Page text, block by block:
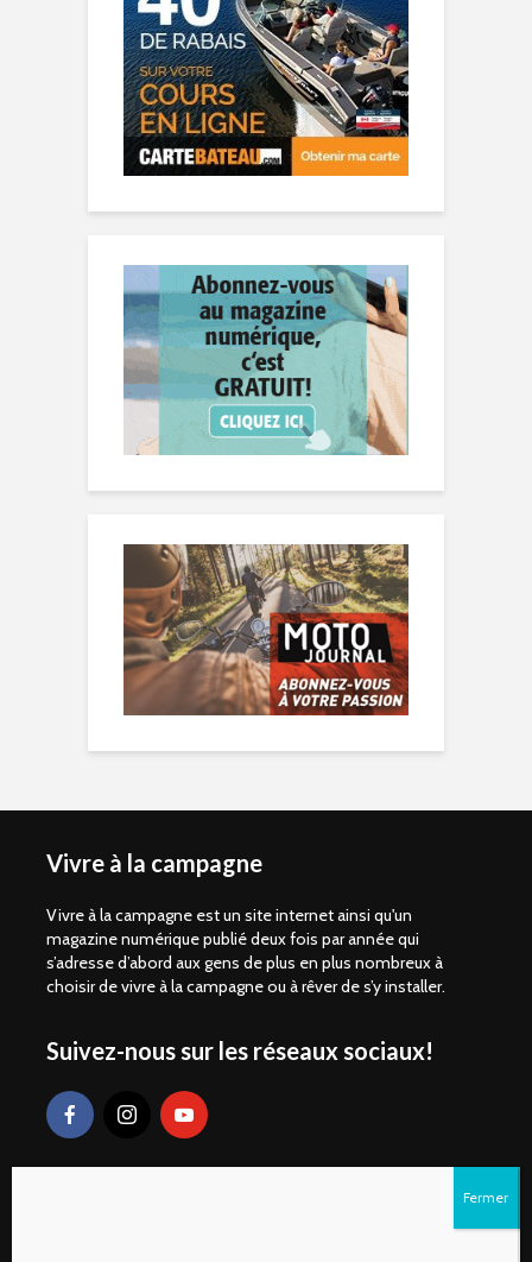
Vivre à la campagne
Vivre à la campagne est un site internet ainsi qu'un
magazine numérique publié deux fois par année qui
s’adresse d’abord aux gens de plus en plus nombreux à
choisir de vivre à la campagne ou à rêver de s’y installer.
Suivez-nous sur les réseaux sociaux!